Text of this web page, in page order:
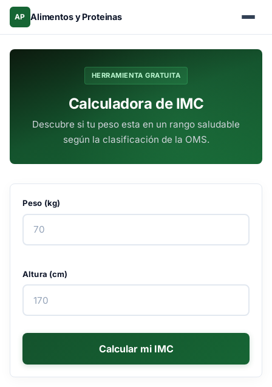
AP Alimentos y Proteinas
HERRAMIENTA GRATUITA
Calculadora de IMC
Descubre si tu peso esta en un rango saludable
según la clasificación de la OMS.
Peso (kg)
Altura (cm)
Calcular mi IMC